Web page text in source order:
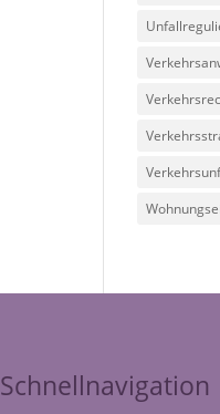
Schnellnavigation